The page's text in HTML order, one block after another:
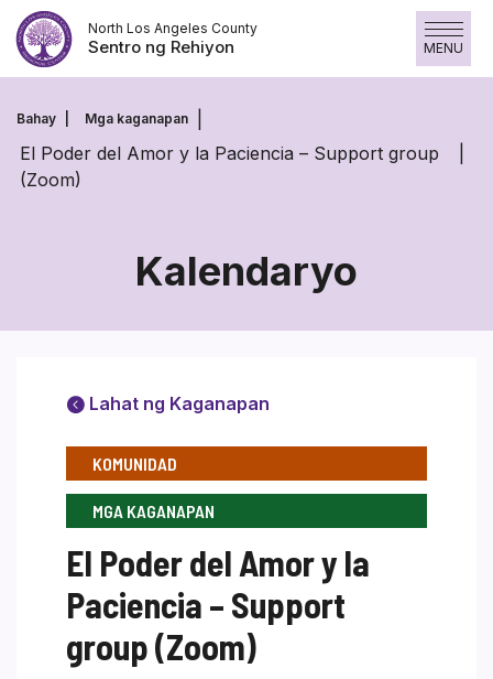
Laktawan
ang
nilalaman
North Los Angeles County
Sentro ng Rehiyon MENU
Bahay Mga kaganapan
El Poder del Amor y la Paciencia – Support group
(Zoom)
Kalendaryo
Lahat ng Kaganapan
KOMUNIDAD
MGA KAGANAPAN
El Poder del Amor y la
Paciencia – Support
group (Zoom)